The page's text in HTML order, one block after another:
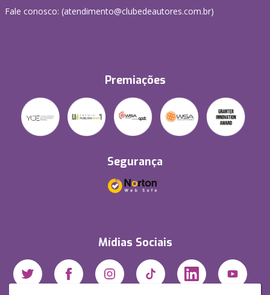
Fale conosco: (atendimento@clubedeautores.com.br)
Premiações
Segurança
Mídias Sociais